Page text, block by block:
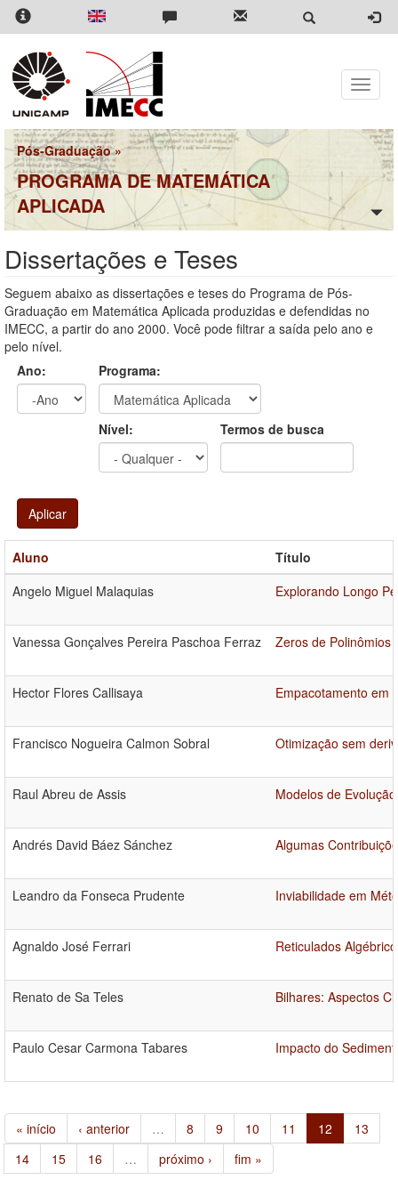
Pular
para
conteúdo
principal
Toggle
Pós-Graduação»
PROGRAMA DE MATEMÁTICA
APLICADA
Dissertações e Teses
Seguem abaixo as dissertações e teses do Programa de Pós-
Graduação em Matemática Aplicada produzidas e defendidas no
IMECC, a partir do ano 2000. Você pode filtrar a saída pelo ano e
pelo nível.
Ano:
Programa:
Nível: Termos de busca
Aplicar
Aluno
Título
Angelo Miguel Malaquias
Explorando Longo
Vanessa Gonçalves Pereira Paschoa Ferraz Zeros de Polinômios
Hector Flores Callisaya Empacotamento em
Francisco Nogueira Calmon Sobral Otimização sem
Raul Abreu de Assis Modelos de
Andrés David Báez Sánchez Algumas
Leandro da Fonseca Prudente Inviabilidade em
Agnaldo José Ferrari Reticulados
Renato de Sa Teles Bilhares: Aspectos
Paulo Cesar Carmona Tabares Impacto do
« início ‹ anterior … 8 9 10 11 12
13
14
15 16 … próximo › fim »